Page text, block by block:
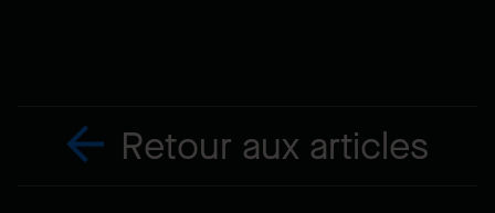
Retour aux articles